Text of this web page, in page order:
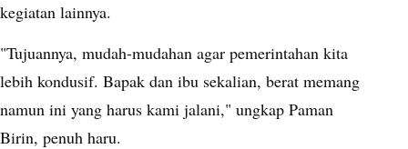
kegiatan lainnya.
"Tujuannya, mudah-mudahan agar pemerintahan kita
lebih kondusif. Bapak dan ibu sekalian, berat memang
namun ini yang harus kami jalani," ungkap Paman
Birin, penuh haru.